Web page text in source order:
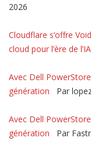
2026
Cloudflare s’offre
cloud pour l’ère de l’IA
Avec Dell
génération
Par
Avec Dell
génération
Par